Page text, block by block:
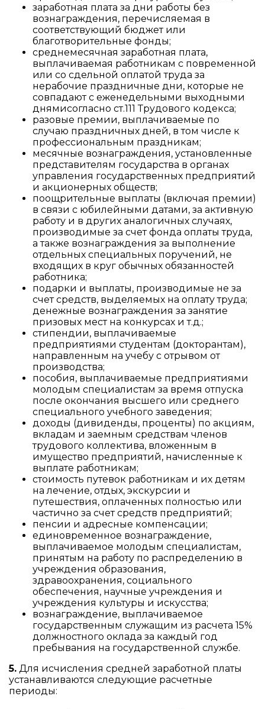
заработная плата за дни работы без
вознаграждения, перечисляемая в
соответствующий бюджет или
благотворительные фонды;
среднемесячная заработная плата,
выплачиваемая работникам с повременной
или со сдельной оплатой труда за
нерабочие праздничные дни, которые не
совпадают с еженедельными выходными
днямисогласно ст.111 Трудового кодекса;
разовые премии, выплачиваемые по
случаю праздничных дней, в том числе к
профессиональным праздникам;
месячные вознаграждения, установленные
представителям государства в органах
управления государственных предприятий
и акционерных обществ;
поощрительные выплаты (включая премии)
в связи с юбилейными датами, за активную
работу и в других аналогичных случаях,
производимые за счет фонда оплаты труда,
а также вознаграждения за выполнение
отдельных специальных поручений, не
входящих в круг обычных обязанностей
работника;
подарки и выплаты, производимые не за
счет средств, выделяемых на оплату труда;
денежные вознаграждения за занятие
призовых мест на конкурсах и т.д.;
стипендии, выплачиваемые
предприятиями студентам (докторантам),
направленным на учебу с отрывом от
производства;
пособия, выплачиваемые предприятиями
молодым специалистам за время отпуска
после окончания высшего или среднего
специального учебного заведения;
доходы (дивиденды, проценты) по акциям,
вкладам и заемным средствам членов
трудового коллектива, вложенным в
имущество предприятий, начисленные к
выплате работникам;
стоимость путевок работникам и их детям
на лечение, отдых, экскурсии и
путешествия, оплаченных полностью или
частично за счет средств предприятий;
пенсии и адресные компенсации;
единовременное вознаграждение,
выплачиваемое молодым специалистам,
принятым на работу по распределению в
учреждения образования,
здравоохранения, социального
обеспечения, научные учреждения и
учреждения культуры и искусства;
вознаграждение, выплачиваемое
государственным служащим из расчета 15%
должностного оклада за каждый год
пребывания на государственной службе.
5. Для исчисления средней заработной платы
устанавливаются следующие расчетные
периоды: